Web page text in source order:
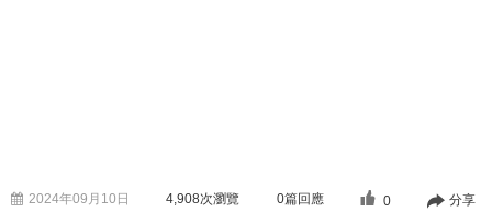
2024年09月10日 4,908次瀏覽 0篇回應 0 分享